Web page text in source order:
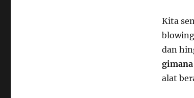
Kita
dan
alat